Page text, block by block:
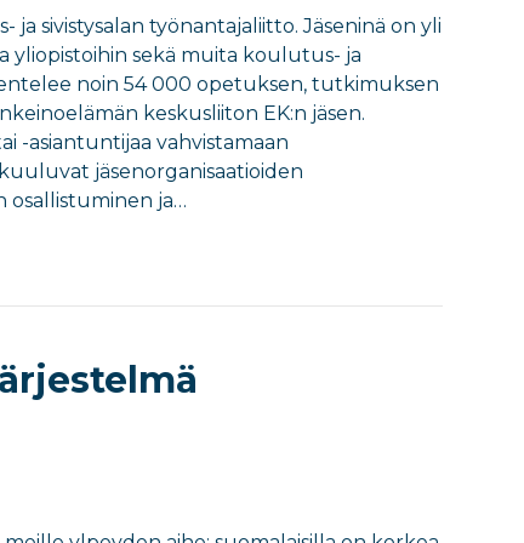
ja sivistysalan työnantajaliitto. Jäseninä on yli
sekä muita koulutus- ja
noin 54 000 opetuksen, tutkimuksen
keskusliiton EK:n jäsen.
-asiantuntijaa vahvistamaan
jäsenorganisaatioiden
ja…